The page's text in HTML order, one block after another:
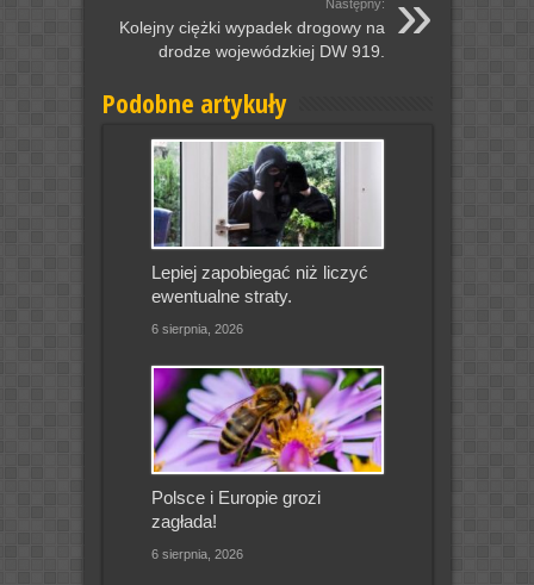
Następny:
Kolejny ciężki wypadek drogowy na
drodze wojewódzkiej DW 919.
Podobne artykuły
Lepiej zapobiegać niż liczyć
ewentualne straty.
6 sierpnia, 2026
Polsce i Europie grozi
zagłada!
6 sierpnia, 2026